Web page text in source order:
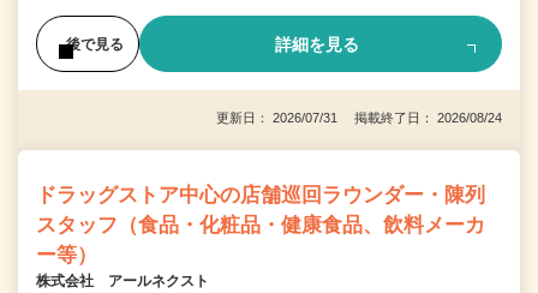
後で見る 詳細を見る
更新日： 2026/07/31 掲載終了日： 2026/08/24
ドラッグストア中心の店舗巡回ラウンダー・陳列
スタッフ（食品・化粧品・健康食品、飲料メーカ
ー等）
株式会社 アールネクスト